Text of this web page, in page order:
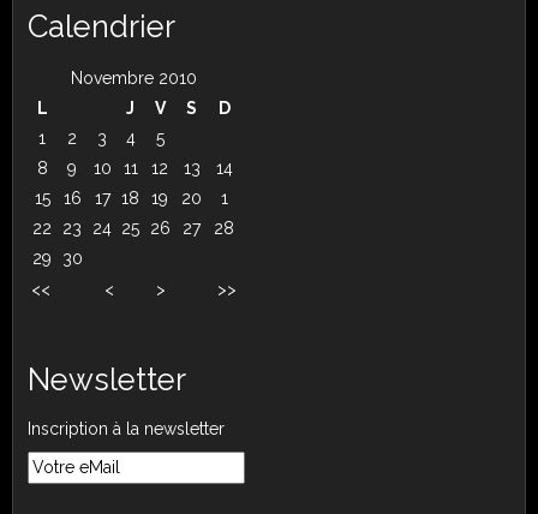
Calendrier
Novembre 2010
L
J V S
D
1
2 3 4
5
8
9 10 11 12 13
14
15
16 17 18 19 20
1
22
23 24 25 26 27
28
29
30
<<
< > >>
Newsletter
Inscription à la newsletter